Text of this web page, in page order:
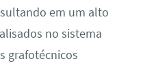
em um alto
no sistema
grafotécnicos